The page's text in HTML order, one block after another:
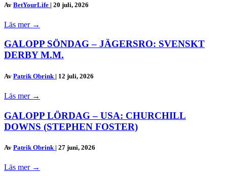
Av BetYourLife | 20 juli, 2026
Läs mer →
GALOPP SÖNDAG – JÄGERSRO: SVENSKT
DERBY M.M.
Av Patrik Obrink | 12 juli, 2026
Läs mer →
GALOPP LÖRDAG – USA: CHURCHILL
DOWNS (STEPHEN FOSTER)
Av Patrik Obrink | 27 juni, 2026
Läs mer →